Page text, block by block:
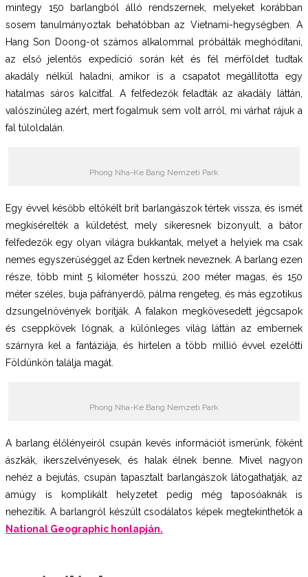
mintegy 150 barlangból álló rendszernek, melyeket korábban
sosem tanulmányoztak behatóbban az Vietnami-hegységben. A
Hang Son Doong-ot számos alkalommal próbálták meghódítani,
az első jelentős expedíció során két és fél mérföldet tudtak
akadály nélkül haladni, amikor is a csapatot megállította egy
hatalmas sáros kalcitfal. A felfedezők feladták az akadály láttán,
valószínűleg azért, mert fogalmuk sem volt arról, mi várhat rájuk a
fal túloldalán.
Phong Nha-Ke Bang Nemzeti Park
Egy évvel később eltökélt brit barlangászok tértek vissza, és ismét
megkísérelték a küldetést, mely sikeresnek bizonyult, a bátor
felfedezők egy olyan világra bukkantak, melyet a helyiek ma csak
nemes egyszerűséggel az Éden kertnek neveznek. A barlang ezen
része, több mint 5 kilométer hosszú, 200 méter magas, és 150
méter széles, buja páfrányerdő, pálma rengeteg, és más egzotikus
dzsungelnövények borítják. A falakon megkövesedett jégcsapok
és cseppkövek lógnak, a különleges világ láttán az embernek
szárnyra kel a fantáziája, és hirtelen a több millió évvel ezelőtti
Földünkön találja magát.
Phong Nha-Ke Bang Nemzeti Park
A barlang élőlényeiről csupán kevés információt ismerünk, főként
ászkák, ikerszelvényesek, és halak élnek benne. Mivel nagyon
nehéz a bejutás, csupán tapasztalt barlangászok látogathatják, az
amúgy is komplikált helyzetet pedig még taposóaknák is
nehezítik. A barlangról készült csodálatos képek megtekinthetők a
National Geographic honlapján.